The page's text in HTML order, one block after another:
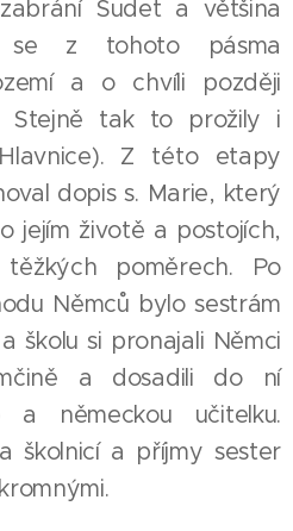
Sudet a většina
se z tohoto pásma
a o chvíli později
Stejně tak to prožily i
Z této etapy
dopis s. Marie, který
jejím životě a postojích,
poměrech. Po
Němců bylo sestrám
školu si pronajali Němci
a dosadili do ní
a německou učitelku.
školnicí a příjmy sester